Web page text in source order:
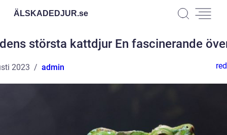
ÄLSKADEDJUR.se
största kattdjur En fascinerande
2023 admin